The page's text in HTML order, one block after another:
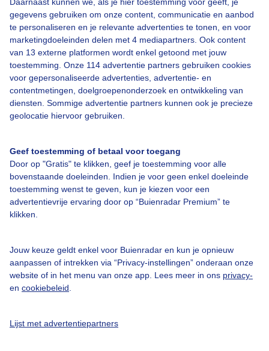
Daarnaast kunnen we, als je hier toestemming voor geeft, je
gegevens gebruiken om onze content, communicatie en aanbod
te personaliseren en je relevante advertenties te tonen, en voor
marketingdoeleinden delen met 4 mediapartners. Ook content
van 13 externe platformen wordt enkel getoond met jouw
toestemming. Onze 114 advertentie partners gebruiken cookies
voor gepersonaliseerde advertenties, advertentie- en
contentmetingen, doelgroepenonderzoek en ontwikkeling van
diensten. Sommige advertentie partners kunnen ook je precieze
geolocatie hiervoor gebruiken.
Geef toestemming of betaal voor toegang
Door op "Gratis" te klikken, geef je toestemming voor alle
bovenstaande doeleinden. Indien je voor geen enkel doeleinde
toestemming wenst te geven, kun je kiezen voor een
advertentievrije ervaring door op “Buienradar Premium” te
klikken.
Jouw keuze geldt enkel voor Buienradar en kun je opnieuw
aanpassen of intrekken via “Privacy-instellingen” onderaan onze
website of in het menu van onze app. Lees meer in ons privacy-
en cookiebeleid
Lijst met advertentiepartners
Over Buienradar
Contact
Toegankelijkheid
Gebruikersvoorwaarden
Buienradar Team
Privacy beleid
Cookie beleid
Gratis weerdata